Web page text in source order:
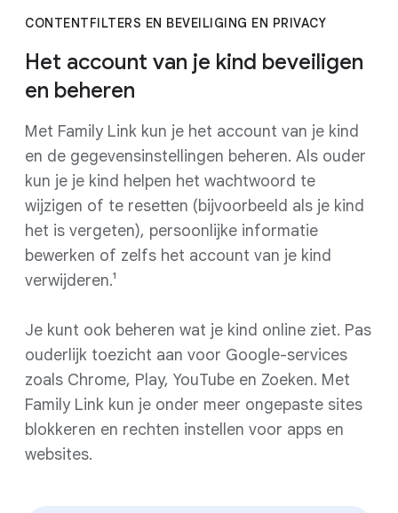
CONTENTFILTERS EN BEVEILIGING EN PRIVACY
Het account van je kind beveiligen
en beheren
Met Family Link kun je het account van je kind
en de gegevensinstellingen beheren. Als ouder
kun je je kind helpen het wachtwoord te
wijzigen of te resetten (bijvoorbeeld als je kind
het is vergeten), persoonlijke informatie
bewerken of zelfs het account van je kind
verwijderen.¹
Je kunt ook beheren wat je kind online ziet. Pas
ouderlijk toezicht aan voor Google-services
zoals Chrome, Play, YouTube en Zoeken. Met
Family Link kun je onder meer ongepaste sites
blokkeren en rechten instellen voor apps en
websites.